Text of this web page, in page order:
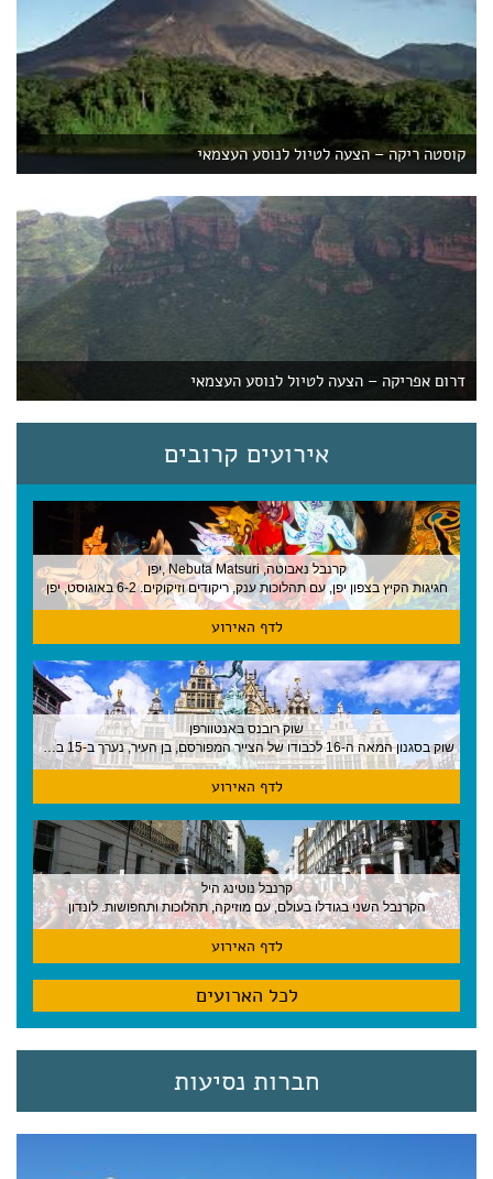
קוסטה ריקה – הצעה לטיול לנוסע העצמאי
דרום אפריקה – הצעה לטיול לנוסע העצמאי
אירועים קרובים
קרנבל נאבוטה, Nebuta Matsuri ,יפן
חגיגות הקיץ בצפון יפן, עם תהלוכות ענק, ריקודים וזיקוקים. 6-2 באוגוסט, יפן
לדף האירוע
שוק רובנס באנטוורפן
שוק בסגנון המאה ה-16 לכבודו של הצייר המפורסם, בן העיר, נערך ב-15 באוגוסט באנטוורפן
לדף האירוע
קרנבל נוטינג היל
הקרנבל השני בגודלו בעולם, עם מוזיקה, תהלוכות ותחפושות. לונדון
לדף האירוע
לכל הארועים
חברות נסיעות